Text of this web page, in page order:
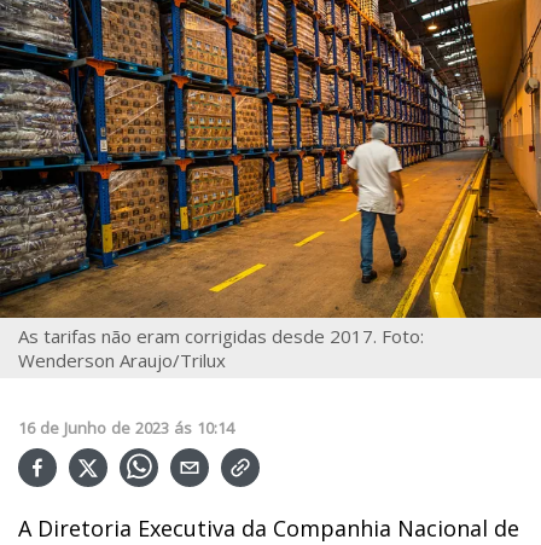
As tarifas não eram corrigidas desde 2017. Foto:
Wenderson Araujo/Trilux
16 de Junho de 2023 ás 10:14
A Diretoria Executiva da Companhia Nacional de